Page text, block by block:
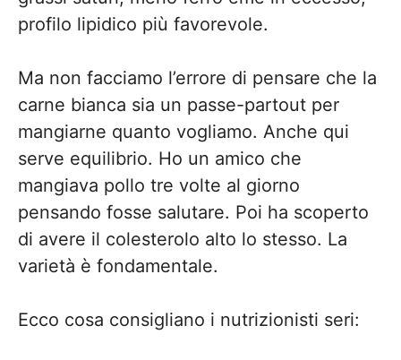
profilo lipidico più favorevole.
Ma non facciamo l’errore di pensare che la
carne bianca sia un passe-partout per
mangiarne quanto vogliamo. Anche qui
serve equilibrio. Ho un amico che
mangiava pollo tre volte al giorno
pensando fosse salutare. Poi ha scoperto
di avere il colesterolo alto lo stesso. La
varietà è fondamentale.
Ecco cosa consigliano i nutrizionisti seri: